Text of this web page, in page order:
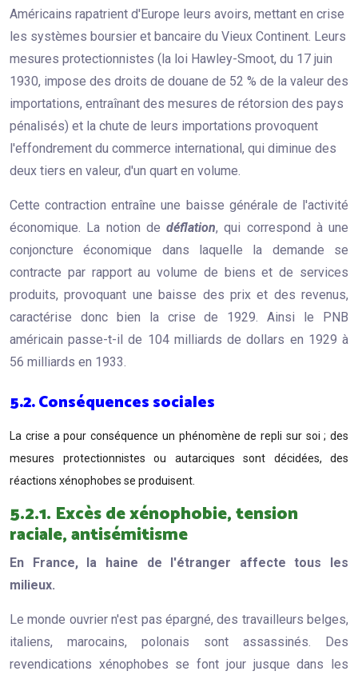
Américains rapatrient d'Europe leurs avoirs, mettant en crise
les systèmes boursier et bancaire du Vieux Continent. Leurs
mesures protectionnistes (la loi Hawley-Smoot, du 17 juin
1930, impose des droits de douane de 52 % de la valeur des
importations, entraînant des mesures de rétorsion des pays
pénalisés) et la chute de leurs importations provoquent
l'effondrement du commerce international, qui diminue des
deux tiers en valeur, d'un quart en volume.
Cette contraction entraîne une baisse générale de l'activité
économique. La notion de déflation, qui correspond à une
conjoncture économique dans laquelle la demande se
contracte par rapport au volume de biens et de services
produits, provoquant une baisse des prix et des revenus,
caractérise donc bien la crise de 1929. Ainsi le PNB
américain passe-t-il de 104 milliards de dollars en 1929 à
56 milliards en 1933.
5.2. Conséquences sociales
La crise a pour conséquence un phénomène de repli sur soi ; des
mesures protectionnistes ou autarciques sont décidées, des
réactions xénophobes se produisent.
5.2.1. Excès de xénophobie, tension
raciale, antisémitisme
En France, la haine de l'étranger affecte tous les
milieux.
Le monde ouvrier n'est pas épargné, des travailleurs belges,
italiens, marocains, polonais sont assassinés. Des
revendications xénophobes se font jour jusque dans les